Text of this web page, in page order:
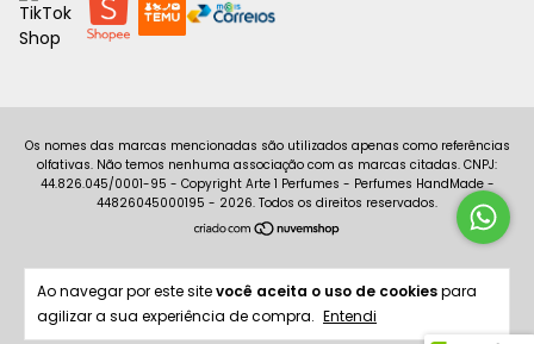
Ao navegar por este sitevocê aceita o uso de cookiespara
agilizar a sua experiência de compra. Entendi
Copyright Arte 1 Perfumes - Perfumes HandMade -
44826045000195 - 2026. Todos os direitos reservados.